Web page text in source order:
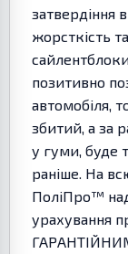
затвердіння
жорсткість
позитивно
автомобіля,
збитий, а за
у гуми, буде
раніше. На
ПоліПро™
урахування